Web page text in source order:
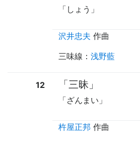
「しょう」
沢井忠夫 作曲
三味線 ： 浅野藍
12 「三昧」
「ざんまい」
杵屋正邦 作曲